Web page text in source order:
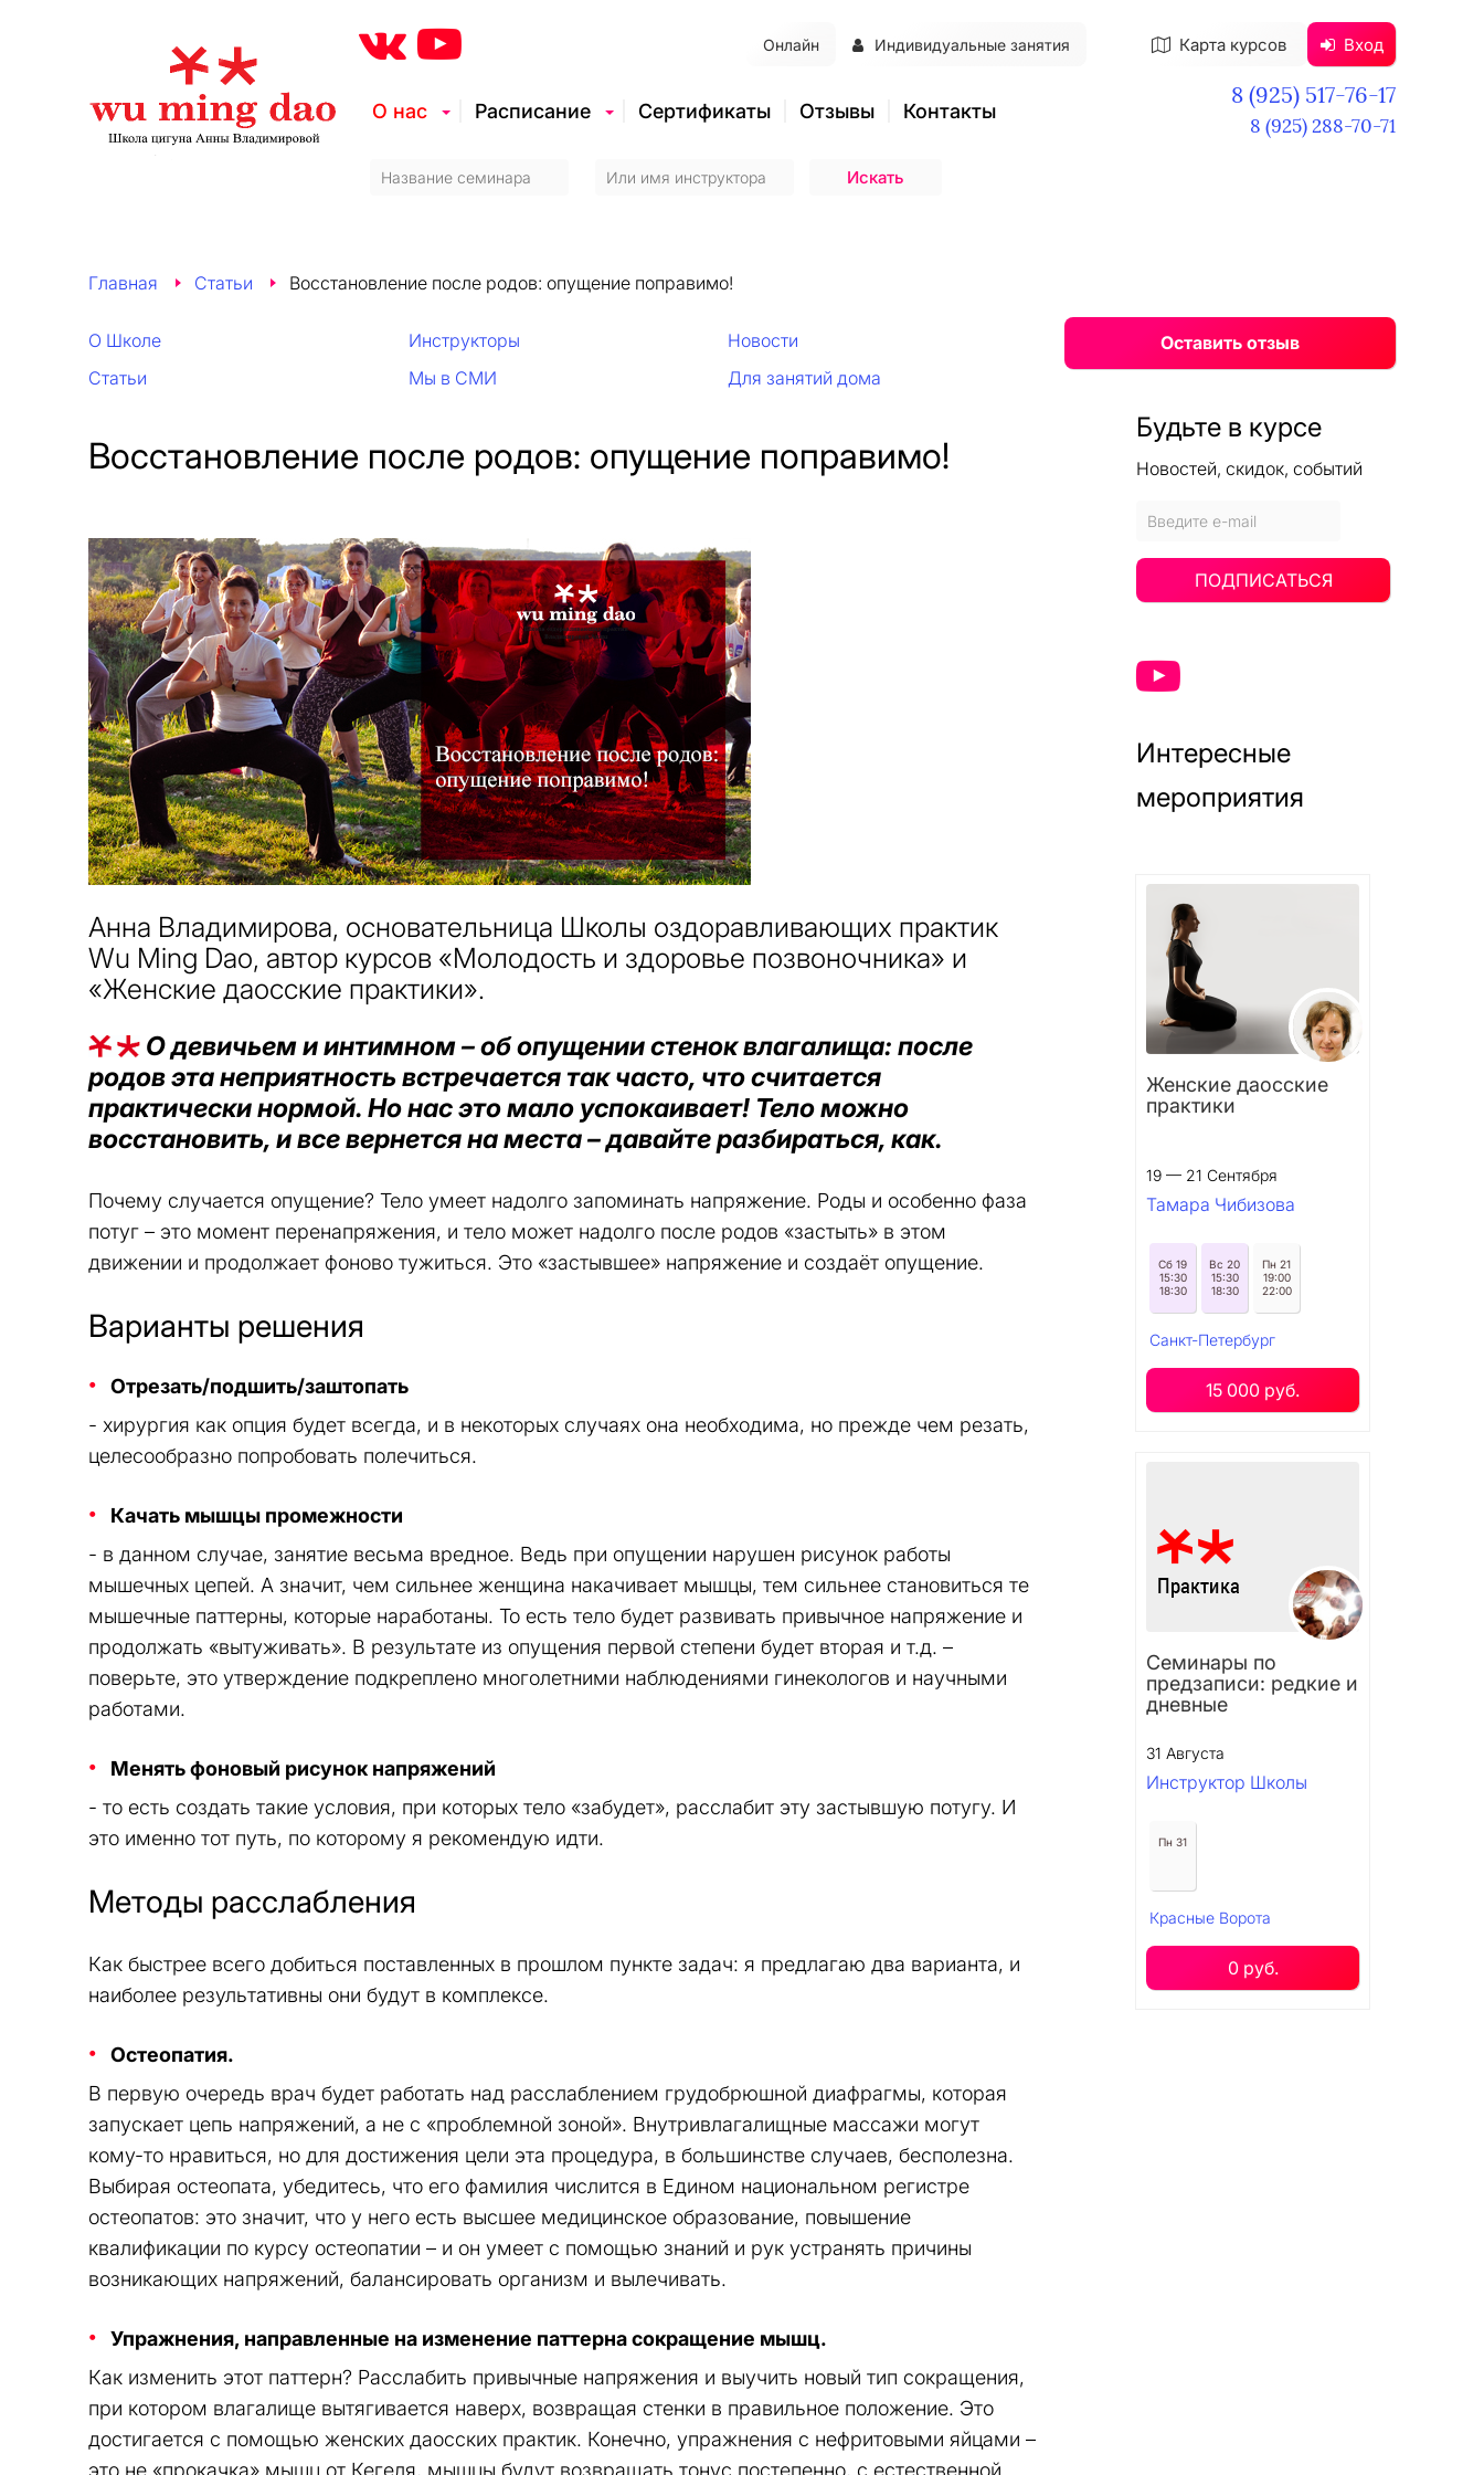
О нас Расписание Сертификаты Отзывы Контакты
Карта курсов Вход
Онлайн Индивидуальные занятия
8 (925) 517-76-17
8 (925) 288-70-71
Главная Статьи Восстановление после родов: опущение поправимо!
О Школе Инструкторы
Новости
Статьи
Мы в СМИ Для занятий дома
Оставить отзыв
Восстановление после родов: опущение поправимо!
Анна Владимирова, основательница Школы оздоравливающих практик
Wu Ming Dao, автор курсов «Молодость и здоровье позвоночника» и
«Женские даосские практики».
О девичьем и интимном – об опущении стенок влагалища: после
родов эта неприятность встречается так часто, что считается
практически нормой. Но нас это мало успокаивает! Тело можно
восстановить, и все вернется на места – давайте разбираться, как.
Почему случается опущение? Тело умеет надолго запоминать напряжение. Роды и особенно фаза
потуг – это момент перенапряжения, и тело может надолго после родов «застыть» в этом
движении и продолжает фоново тужиться. Это «застывшее» напряжение и создаёт опущение.
Варианты решения
Отрезать/подшить/заштопать
- хирургия как опция будет всегда, и в некоторых случаях она необходима, но прежде чем резать,
целесообразно попробовать полечиться.
Качать мышцы промежности
- в данном случае, занятие весьма вредное. Ведь при опущении нарушен рисунок работы
мышечных цепей. А значит, чем сильнее женщина накачивает мышцы, тем сильнее становиться те
мышечные паттерны, которые наработаны. То есть тело будет развивать привычное напряжение и
продолжать «вытуживать». В результате из опущения первой степени будет вторая и т.д. –
поверьте, это утверждение подкреплено многолетними наблюдениями гинекологов и научными
работами.
Менять фоновый рисунок напряжений
- то есть создать такие условия, при которых тело «забудет», расслабит эту застывшую потугу. И
это именно тот путь, по которому я рекомендую идти.
Методы расслабления
Как быстрее всего добиться поставленных в прошлом пункте задач: я предлагаю два варианта, и
наиболее результативны они будут в комплексе.
Остеопатия.
В первую очередь врач будет работать над расслаблением грудобрюшной диафрагмы, которая
запускает цепь напряжений, а не с «проблемной зоной». Внутривлагалищные массажи могут
кому-то нравиться, но для достижения цели эта процедура, в большинстве случаев, бесполезна.
Выбирая остеопата, убедитесь, что его фамилия числится в Едином национальном регистре
остеопатов: это значит, что у него есть высшее медицинское образование, повышение
квалификации по курсу остеопатии – и он умеет с помощью знаний и рук устранять причины
возникающих напряжений, балансировать организм и вылечивать.
Упражнения, направленные на изменение паттерна сокращение мышц.
Как изменить этот паттерн? Расслабить привычные напряжения и выучить новый тип сокращения,
при котором влагалище вытягивается наверх, возвращая стенки в правильное положение. Это
достигается с помощью женских даосских практик. Конечно, упражнения с нефритовыми яйцами –
это не «прокачка» мышц от Кегеля, мышцы будут возвращать тонус постепенно, с естественной
Будьте в курсе
Новостей, скидок, событий
ПОДПИСАТЬСЯ
Интересные
мероприятия
Женские даосские
практики
19 — 21 Сентября
Тамара Чибизова
Сб 19
15:30
18:30
Вс 20
15:30
18:30
Пн 21
19:00
22:00
Санкт-Петербург
15 000 руб.
Семинары по
предзаписи: редкие и
дневные
31 Августа
Инструктор Школы
Пн 31
Красные Ворота
0 руб.